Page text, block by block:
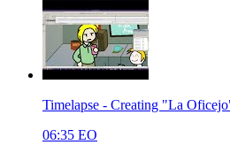
Timelapse - Creating "La
06:35 EO